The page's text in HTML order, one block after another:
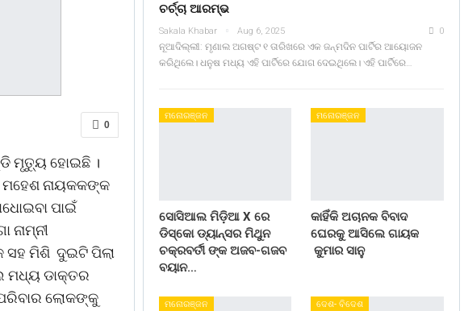
0
ମୃତ୍ୟୁ ହୋଇଛି ।
ମହେଶ ନାୟକକଙ୍କ
ପାଇଁ
ନାମ୍ନୀ
ସହ ମିଶି ଦୁଇଟି ପିଲା
ମଧ୍ୟ ଡାକ୍ତର
ଲୋକଙ୍କୁ
ଚର୍ଚ୍ଚା ଆରମ୍ଭ
Sakala Khabar Aug 6, 2025 0
ନୂଆଦିଲ୍ଲୀ: ମୃଣାଲ ଅଗଷ୍ଟ ୧ ତାରିଖରେ ଏକ ଜନ୍ମଦିନ ପାର୍ଟିର ଆୟୋଜନ
କରିଥିଲେ। ଧନୁଷ ମଧ୍ୟ ଏହି ପାର୍ଟିରେ ଯୋଗ ଦେଇଥିଲେ। ଏହି ପାର୍ଟିରେ…
ମନୋରଞ୍ଜନ
ସୋସିଆଲ ମିଡ଼ିଆ X ରେ
ଡିସ୍କୋ ଡ୍ୟାନ୍ସର ମିଥୁନ
ଚକ୍ରବର୍ତୀ ଙ୍କ ଅଜବ-ଗଜବ
ବୟାନ…
ମନୋରଞ୍ଜନ
କାହିଁକି ଅଚାନକ ବିବାଦ
ଘେରକୁ ଆସିଲେ ଗାୟକ
କୁମାର ସାନୁ
ମନୋରଞ୍ଜନ ଦେଶ- ବିଦେଶ